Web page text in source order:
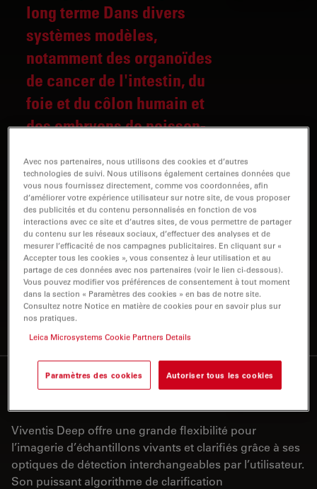
long terme Dans divers
systèmes modèles,
notamment des organoïdes
de cancer de l'intestin, du
foie et du côlon humain et
des embryons de poisson-
feuillets de lumière douce
du micr
La technologie de nappe de lumière permet une
acquisition rapide d’images volumétriques tout en
préservant la viabilité de l’échantillon. Associée à une
solution d’incubation avancée et à l’option de
photomanipulation, elle permet l’imagerie dans des
conditions physiologiques comme sous perturbation,
garantissant des résultats fiables et pertinents.
Explorez les échantillons
Viventis Deep offre une grande flexibilité pour
l’imagerie d’échantillons vivants et clarifiés grâce à ses
optiques de détection interchangeables par l’utilisateur.
Son puissant algorithme de clarification
Avec nos partenaires, nous utilisons des cookies et d’autres
technologies de suivi. Nous utilisons également certaines données que
vous nous fournissez directement, comme vos coordonnées, afin
d’améliorer votre expérience utilisateur sur notre site, de vous proposer
des publicités et du contenu personnalisés en fonction de vos
interactions avec ce site et d’autres sites, de vous permettre de partager
du contenu sur les réseaux sociaux, d’effectuer des analyses et de
mesurer l’efficacité de nos campagnes publicitaires. En cliquant sur «
Accepter tous les cookies », vous consentez à leur utilisation et au
partage de ces données avec nos partenaires (voir le lien ci-dessous).
Vous pouvez modifier vos préférences de consentement à tout moment
dans la section « Paramètres des cookies » en bas de notre site.
Consultez notre Notice en matière de cookies pour en savoir plus sur
nos pratiques.
Leica Microsystems Cookie Partners Details
Paramètres des cookies Autoriser tous les cookies